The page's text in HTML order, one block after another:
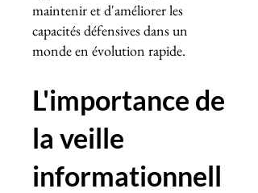
maintenir et d'améliorer les
capacités défensives dans un
monde en évolution rapide.
L'importance de
la veille
informationnell